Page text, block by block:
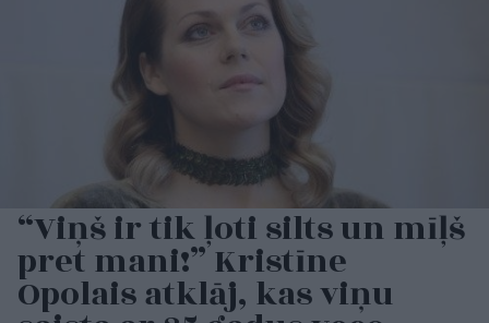
“Viņš ir tik ļoti silts un mīļš
pret mani!” Kristīne
Opolais atklāj, kas viņu